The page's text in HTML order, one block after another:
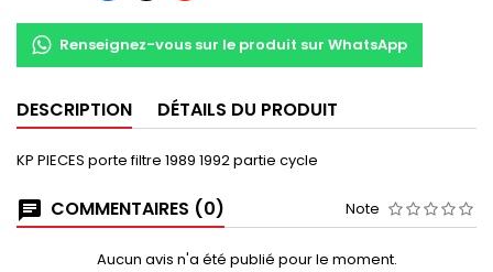
Renseignez-vous sur le produit sur WhatsApp
DESCRIPTION DÉTAILS DU PRODUIT
KP PIECES porte filtre 1989 1992 partie cycle
COMMENTAIRES (0) Note
Aucun avis n'a été publié pour le moment.